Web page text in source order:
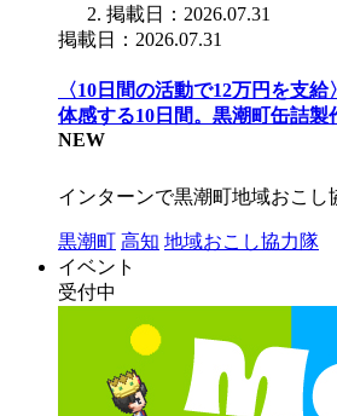
掲載日：2026.07.31
掲載日：2026.07.31
〈10日間の活動で12万円を支
体感する10日間。黒潮町缶詰製
NEW
インターンで黒潮町地域おこし
黒潮町 高知 地域おこし協力隊
イベント
受付中